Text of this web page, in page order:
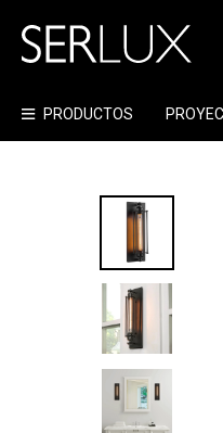
PRODUCTOS